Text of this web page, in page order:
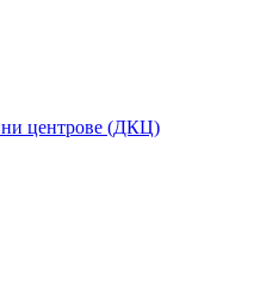
центрове (ДКЦ)